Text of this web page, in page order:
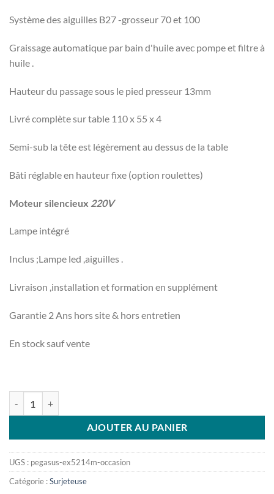
Système des aiguilles B27 -grosseur 70 et 100
Graissage automatique par bain d'huile avec pompe et filtre à
huile .
Hauteur du passage sous le pied presseur 13mm
Livré complète sur table 110 x 55 x 4
Semi-sub la tête est légèrement au dessus de la table
Bâti réglable en hauteur fixe (option roulettes)
Moteur silencieux 220V
Lampe intégré
Inclus ;Lampe led ,aiguilles .
Livraison ,installation et formation en supplément
Garantie 2 Ans hors site & hors entretien
En stock sauf vente
AJOUTER AU PANIER
UGS : pegasus-ex5214m-occasion
Catégorie :Surjeteuse